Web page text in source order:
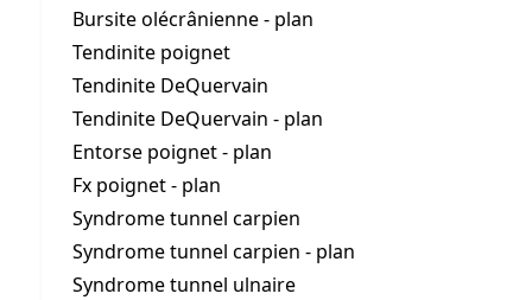
Bursite olécrânienne - plan
Tendinite poignet
Tendinite DeQuervain
Tendinite DeQuervain - plan
Entorse poignet - plan
Fx poignet - plan
Syndrome tunnel carpien
Syndrome tunnel carpien - plan
Syndrome tunnel ulnaire